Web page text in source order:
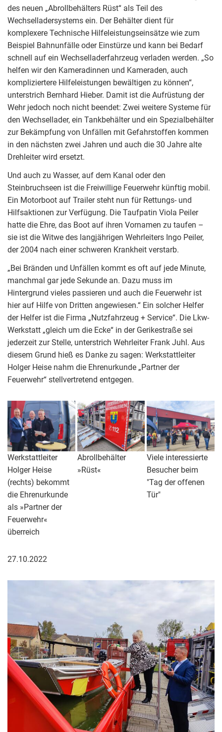
des neuen „Abrollbehälters Rüst“ als Teil des
Wechselladersystems ein. Der Behälter dient für
komplexere Technische Hilfeleistungseinsätze wie zum
Beispiel Bahnunfälle oder Einstürze und kann bei Bedarf
schnell auf ein Wechselladerfahrzeug verladen werden. „So
helfen wir den Kameradinnen und Kameraden, auch
kompliziertere Hilfeleistungen bewältigen zu können“,
unterstrich Bernhard Hieber. Damit ist die Aufrüstung der
Wehr jedoch noch nicht beendet: Zwei weitere Systeme für
den Wechsellader, ein Tankbehälter und ein Spezialbehälter
zur Bekämpfung von Unfällen mit Gefahrstoffen kommen
in den nächsten zwei Jahren und auch die 30 Jahre alte
Drehleiter wird ersetzt.
Und auch zu Wasser, auf dem Kanal oder den
Steinbruchseen ist die Freiwillige Feuerwehr künftig mobil.
Ein Motorboot auf Trailer steht nun für Rettungs- und
Hilfsaktionen zur Verfügung. Die Taufpatin Viola Peiler
hatte die Ehre, das Boot auf ihren Vornamen zu taufen –
sie ist die Witwe des langjährigen Wehrleiters Ingo Peiler,
der 2004 nach einer schweren Krankheit verstarb.
„Bei Bränden und Unfällen kommt es oft auf jede Minute,
manchmal gar jede Sekunde an. Dazu muss im
Hintergrund vieles passieren und auch die Feuerwehr ist
hier auf Hilfe von Dritten angewiesen.“ Ein solcher Helfer
der Helfer ist die Firma „Nutzfahrzeug + Service“. Die Lkw-
Werkstatt „gleich um die Ecke“ in der Gerikestraße sei
jederzeit zur Stelle, unterstrich Wehrleiter Frank Juhl. Aus
diesem Grund hieß es Danke zu sagen: Werkstattleiter
Holger Heise nahm die Ehrenurkunde „Partner der
Feuerwehr“ stellvertretend entgegen.
Werkstattleiter
Holger Heise
(rechts) bekommt
die Ehrenurkunde
als »Partner der
Feuerwehr«
überreich
Abrollbehälter
»Rüst«
Viele interessierte
Besucher beim
"Tag der offenen
Tür"
27.10.2022